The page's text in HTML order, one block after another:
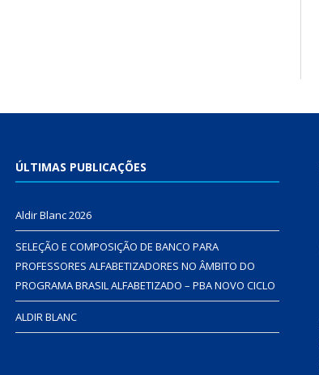
ÚLTIMAS PUBLICAÇÕES
Aldir Blanc 2026
SELEÇÃO E COMPOSIÇÃO DE BANCO PARA
PROFESSORES ALFABETIZADORES NO ÂMBITO DO
PROGRAMA BRASIL ALFABETIZADO – PBA NOVO CICLO
ALDIR BLANC